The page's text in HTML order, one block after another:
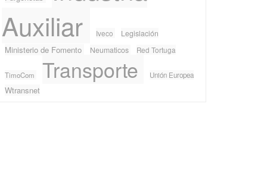
Auxiliar
Iveco Legislación
Ministerio de Fomento Neumaticos Red Tortuga
TimoCom Transporte Unión Europea
Wtransnet